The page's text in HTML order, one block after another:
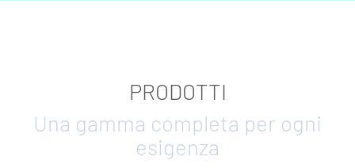
PRODOTTI
Una gamma completa per ogni
esigenza